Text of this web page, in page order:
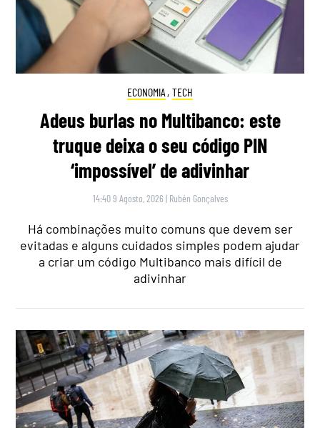
ECONOMIA , TECH
Adeus burlas no Multibanco: este
truque deixa o seu código PIN
‘impossível’ de adivinhar
14:40 9 Agosto, 2026 | Rubén Gonçalves
Há combinações muito comuns que devem ser
evitadas e alguns cuidados simples podem ajudar
a criar um código Multibanco mais difícil de
adivinhar